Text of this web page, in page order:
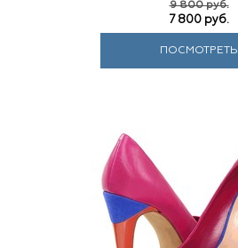
9 800 руб.
7 800 руб.
ПОСМОТРЕТЬ